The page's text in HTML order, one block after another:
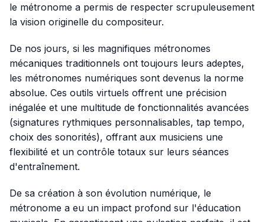
le métronome a permis de respecter scrupuleusement
la vision originelle du compositeur.
De nos jours, si les magnifiques métronomes
mécaniques traditionnels ont toujours leurs adeptes,
les métronomes numériques sont devenus la norme
absolue. Ces outils virtuels offrent une précision
inégalée et une multitude de fonctionnalités avancées
(signatures rythmiques personnalisables, tap tempo,
choix des sonorités), offrant aux musiciens une
flexibilité et un contrôle totaux sur leurs séances
d'entraînement.
De sa création à son évolution numérique, le
métronome a eu un impact profond sur l'éducation